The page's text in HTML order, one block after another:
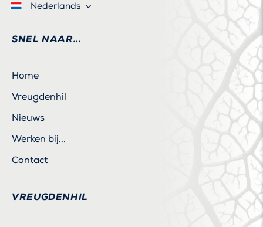
Nederlands
SNEL NAAR...
Home
Vreugdenhil
Nieuws
Werken bij...
Contact
VREUGDENHIL